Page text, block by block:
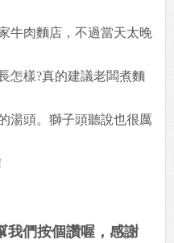
牛肉麵店，不過當天太晚
怎樣?真的建議老闆煮麵
湯頭。獅子頭聽說也很厲
我們按個讚喔，感謝